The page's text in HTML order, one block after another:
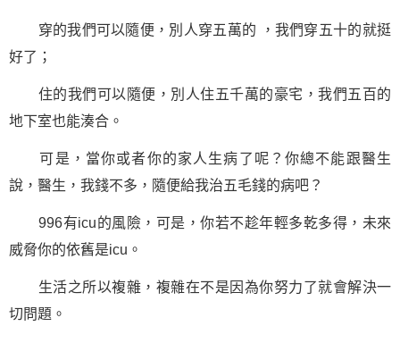
穿的我們可以隨便，別人穿五萬的 ，我們穿五十的就挺
好了；
住的我們可以隨便，別人住五千萬的豪宅，我們五百的
地下室也能湊合。
可是，當你或者你的家人生病了呢？你總不能跟醫生
說，醫生，我錢不多，隨便給我治五毛錢的病吧？
996有icu的風險，可是，你若不趁年輕多乾多得，未來
威脅你的依舊是icu。
生活之所以複雜，複雜在不是因為你努力了就會解決一
切問題。